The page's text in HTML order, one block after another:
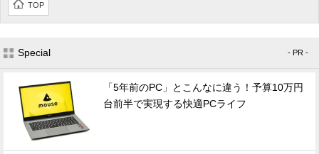
TOP
Special - PR -
「5年前のPC」とこんなに違う！予算10万円
台前半で実現する快適PCライフ